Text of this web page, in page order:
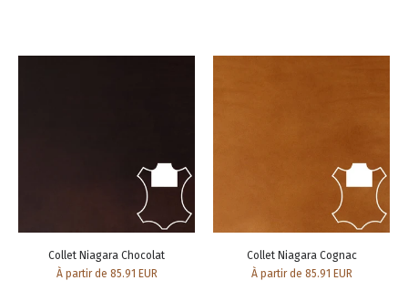
Collet Niagara Chocolat
À partir de 85.91 EUR
Collet Niagara Cognac
À partir de 85.91 EUR